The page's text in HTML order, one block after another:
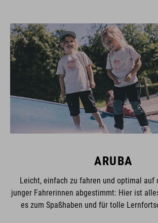
ARUBA
Leicht, einfach zu fahren und optimal auf
junger Fahrerinnen abgestimmt: Hier ist
es zum Spaßhaben und für tolle